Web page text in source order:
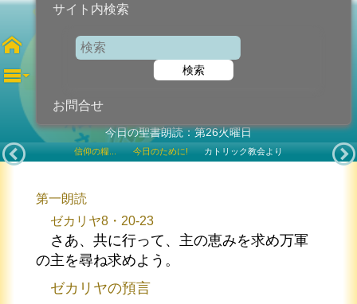
サイト内検索
検索
お問合せ
聖ヒエロニモ 司祭教会博士
今日の聖書朗読：第26火曜日
信仰の糧... 今日のために! カトリック教会より
第一朗読
ゼカリヤ8・20-23
さあ、共に行って、主の恵みを求め万軍
の主を尋ね求めよう。
ゼカリヤの預言